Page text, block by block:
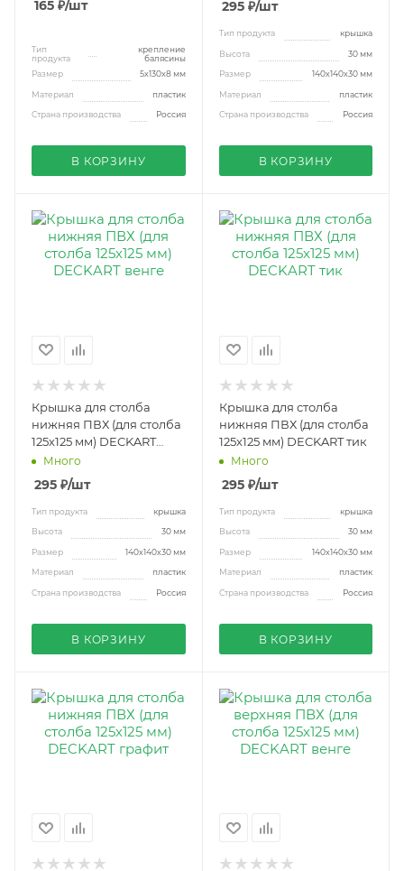
165 ₽/шт
Тип
продукта
крепление
балясины
Размер
5x130x8 мм
Материал пластик
Страна производства Россия
В КОРЗИНУ
295₽/шт
Тип продукта крышка
Высота 30 мм
Размер 140х140х30 мм
Материал пластик
Страна производства Россия
В КОРЗИНУ
Крышка для столба
нижняя ПВХ (для столба
125х125 мм) DECKART
венге
Много
295 ₽/шт
Тип продукта крышка
Высота 30 мм
Размер 140х140х30 мм
Материал пластик
Страна производства Россия
В КОРЗИНУ
Крышка для столба
нижняя ПВХ (для столба
125х125 мм) DECKART тик
Много
295₽/шт
Тип продукта крышка
Высота 30 мм
Размер 140х140х30 мм
Материал пластик
Страна производства Россия
В КОРЗИНУ